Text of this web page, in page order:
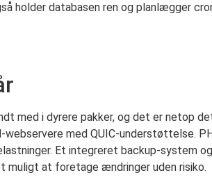
holder databasen ren og planlægger
med i dyrere pakker, og det er netop
med QUIC-understøttelse.
Et integreret backup-system
muligt at foretage ændringer uden risiko.